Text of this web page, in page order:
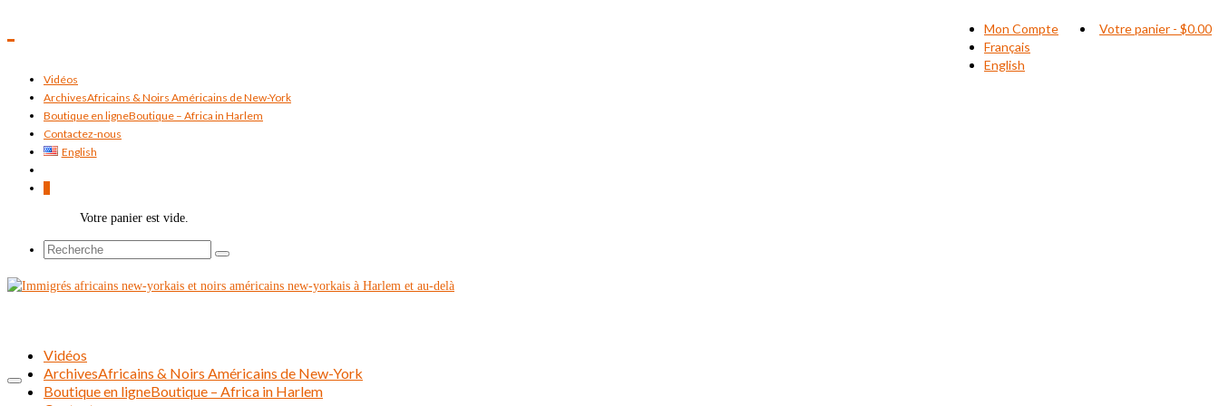
Mon Compte
Français
English
Votre panier - $0.00
Vidéos
ArchivesAfricains & Noirs Américains de New-York
Boutique en ligneBoutique – Africa in Harlem
Contactez-nous
English
Votre panier est vide.
Rechercher :
Vidéos
ArchivesAfricains & Noirs Américains de New-York
Boutique en ligneBoutique – Africa in Harlem